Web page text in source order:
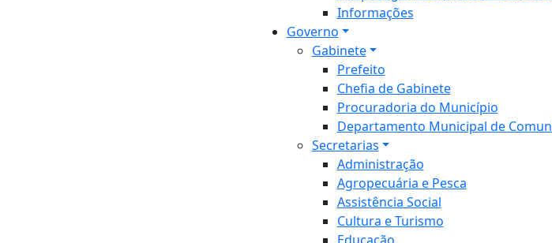
Informações
Governo
Gabinete
Prefeito
Chefia de Gabinete
Procuradoria do Município
Departamento Municipal de
Secretarias
Administração
Agropecuária e Pesca
Assistência Social
Cultura e Turismo